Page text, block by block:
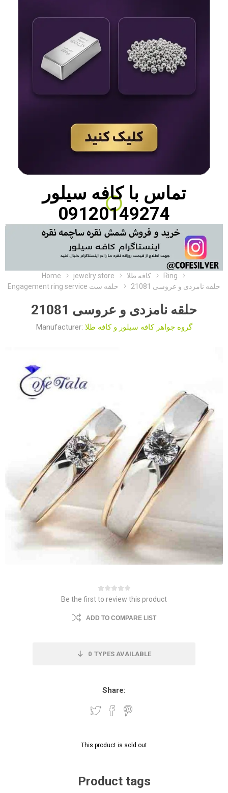
تماس باکافه سیلور
09120149274
Home jewelry store کافه طلا
Ring
Engagement ring service حلقه ست
حلقه نامزدی و عروسی 21081
حلقه نامزدی و عروسی 21081
Manufacturer: گروه جواهر کافه سیلور و کافه طلا
Be the first to review this product
ADD TO COMPARE LIST
0 TYPES AVAILABLE
Share:
This product is sold out
Product tags